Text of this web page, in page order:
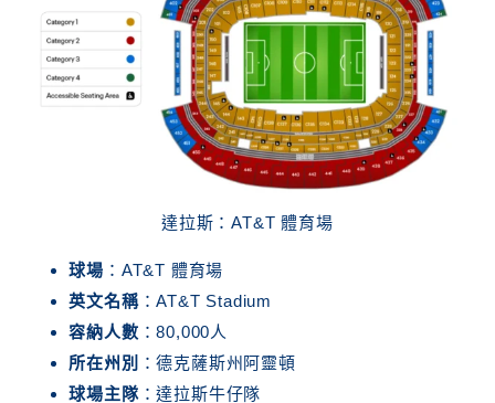
達拉斯：AT&T 體育場
球場 ：AT&T 體育場
英文名稱：AT&T Stadium
容納人數 ：80,000人
所在州別
：德克薩斯州阿靈頓
球場主隊：達拉斯牛仔隊